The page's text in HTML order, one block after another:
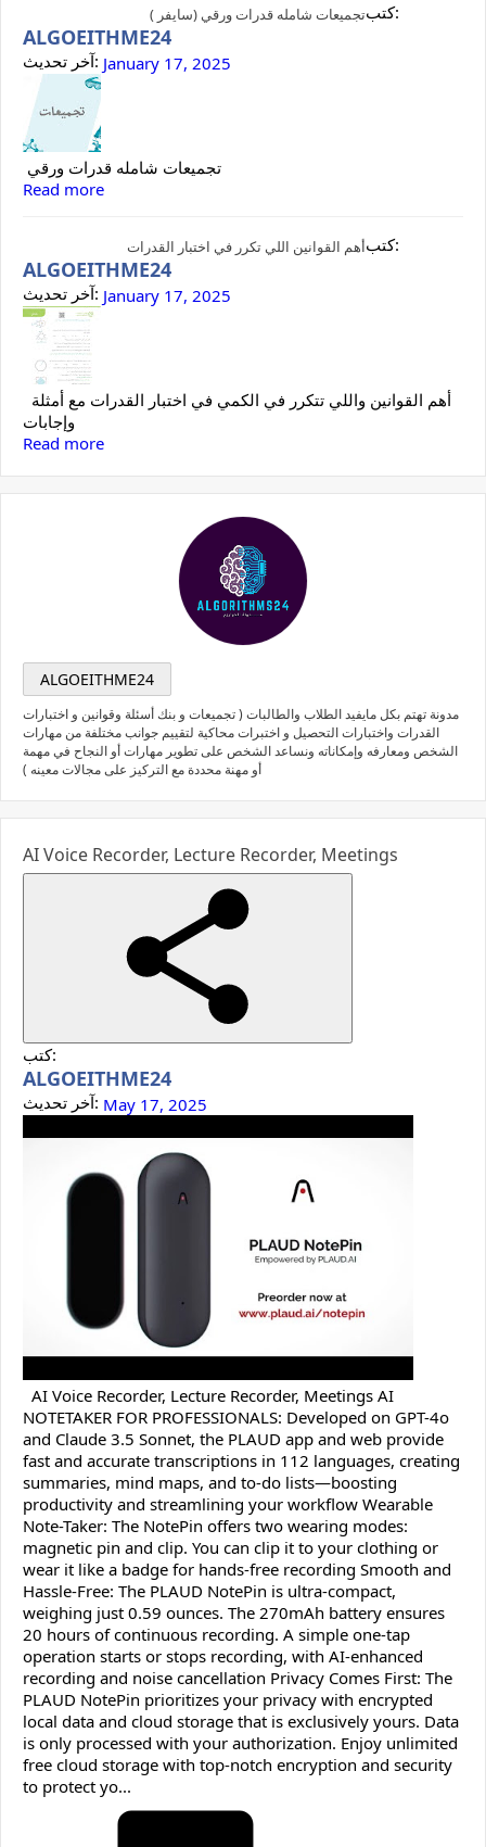
تجميعات شامله قدرات ورقي (سايفر ) كتب:
ALGOEITHME24
آخر تحديث: January 17, 2025
Read more
أهم القوانين اللي تكرر في اختبار القدرات كتب:
ALGOEITHME24
آخر تحديث: January 17, 2025
وإجابات
Read more
ALGOEITHME24
مدونة تهتم بكل مايفيد الطلاب والطالبات ( تجميعات و بنك أسئلة وقوانين و اختبارات
القدرات واختبارات التحصيل و اختبرات محاكية لتقييم جوانب مختلفة من مهارات
الشخص ومعارفه وإمكاناته ونساعد الشخص على تطوير مهارات أو النجاح في مهمة
أو مهنة محددة مع التركيز على مجالات معينه )
AI Voice Recorder, Lecture Recorder, Meetings
كتب:
ALGOEITHME24
آخر تحديث: May 17, 2025
AI Voice Recorder, Lecture Recorder, Meetings AI
NOTETAKER FOR PROFESSIONALS: Developed on GPT-4o
and Claude 3.5 Sonnet, the PLAUD app and web provide
fast and accurate transcriptions in 112 languages, creating
summaries, mind maps, and to-do lists—boosting
productivity and streamlining your workflow Wearable
Note-Taker: The NotePin offers two wearing modes:
magnetic pin and clip. You can clip it to your clothing or
wear it like a badge for hands-free recording Smooth and
Hassle-Free: The PLAUD NotePin is ultra-compact,
weighing just 0.59 ounces. The 270mAh battery ensures
20 hours of continuous recording. A simple one-tap
operation starts or stops recording, with AI-enhanced
recording and noise cancellation Privacy Comes First: The
PLAUD NotePin prioritizes your privacy with encrypted
local data and cloud storage that is exclusively yours. Data
is only processed with your authorization. Enjoy unlimited
free cloud storage with top-notch encryption and security
to protect yo...